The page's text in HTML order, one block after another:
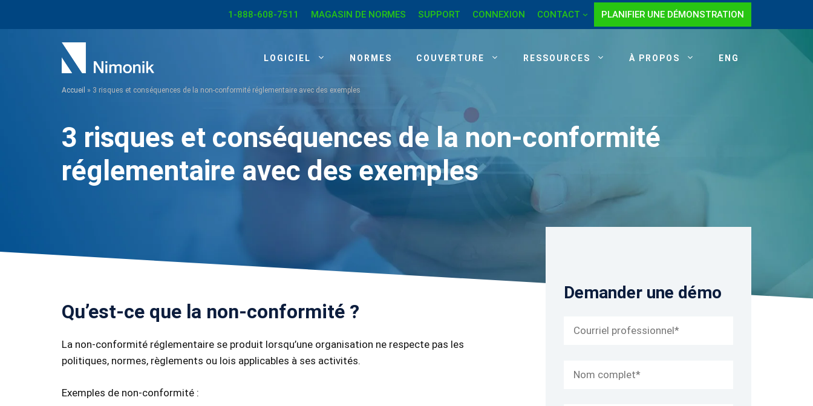
1-888-608-7511 MAGASIN DE NORMES SUPPORT CONNEXION CONTACT PLANIFIER UNE DÉMONSTRATION
LOGICIEL NORMES COUVERTURE RESSOURCES À PROPOS ENG
Accueil » 3 risques et conséquences de la non-conformité réglementaire avec des exemples
3 risques et conséquences de la non-conformité
réglementaire avec des exemples
Qu’est-ce que la non-conformité ?
La non-conformité réglementaire se produit lorsqu’une organisation ne respecte pas les
politiques, normes, règlements ou lois applicables à ses activités.
Exemples de non-conformité :
Demander une démo